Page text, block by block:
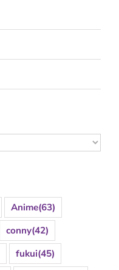
Anime(63)
conny(42)
fukui(45)